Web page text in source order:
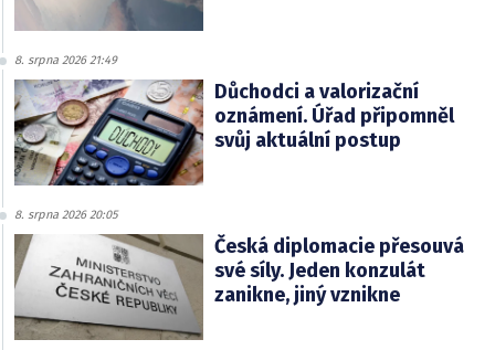
8. srpna 2026 21:49
Důchodci a valorizační
oznámení. Úřad připomněl
svůj aktuální postup
8. srpna 2026 20:05
Česká diplomacie přesouvá
své síly. Jeden konzulát
zanikne, jiný vznikne